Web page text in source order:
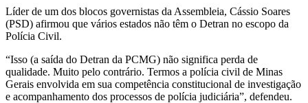
Líder de um dos blocos governistas da Assembleia, Cássio Soares
(PSD) afirmou que vários estados não têm o Detran no escopo da
Polícia Civil.
“Isso (a saída do Detran da PCMG) não significa perda de
qualidade. Muito pelo contrário. Termos a polícia civil de Minas
Gerais envolvida em sua competência constitucional de investigação
e acompanhamento dos processos de polícia judiciária”, defendeu.